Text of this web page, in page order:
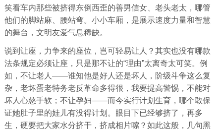
笑看车内那些被挤得东倒西歪的善男信女、老头老太，哪管
他们的脚站麻、腰站弯。小小车厢，是展示速度力量和智慧
的舞台，文明友爱气息稀缺。
说到让座，力争来的座位，岂可轻易让人？其实也没有哪款
法条规定必须让座，只是那不让的“理由”太离奇太可笑。例
如，不让老人——谁知他是好人还是坏人，阶级斗争这么复
杂，老坏蛋老特务老反革命多得很，我要提高警惕，不能对
坏人心慈手软；不让孕妇——而今实行计划生育，哪个敢保
证她肚子里的娃儿有没得计划。眼目下已经够挤了，再多
生，硬要把大家水分挤干，挤成相片嗦？如此这般，几句黑